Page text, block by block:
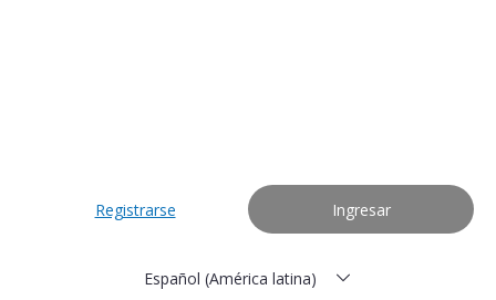
Registrarse Ingresar
Español (América latina)